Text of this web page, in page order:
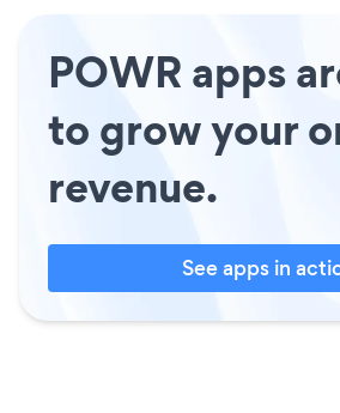
POWR apps
to grow your
revenue.
See apps in